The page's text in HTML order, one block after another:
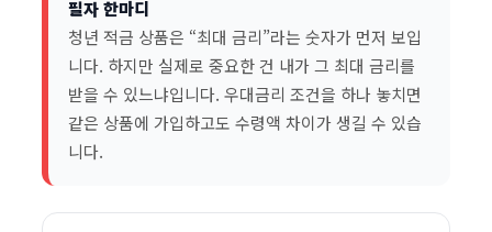
필자 한마디
청년 적금 상품은 “최대 금리”라는 숫자가 먼저 보입
니다. 하지만 실제로 중요한 건 내가 그 최대 금리를
받을 수 있느냐입니다. 우대금리 조건을 하나 놓치면
같은 상품에 가입하고도 수령액 차이가 생길 수 있습
니다.